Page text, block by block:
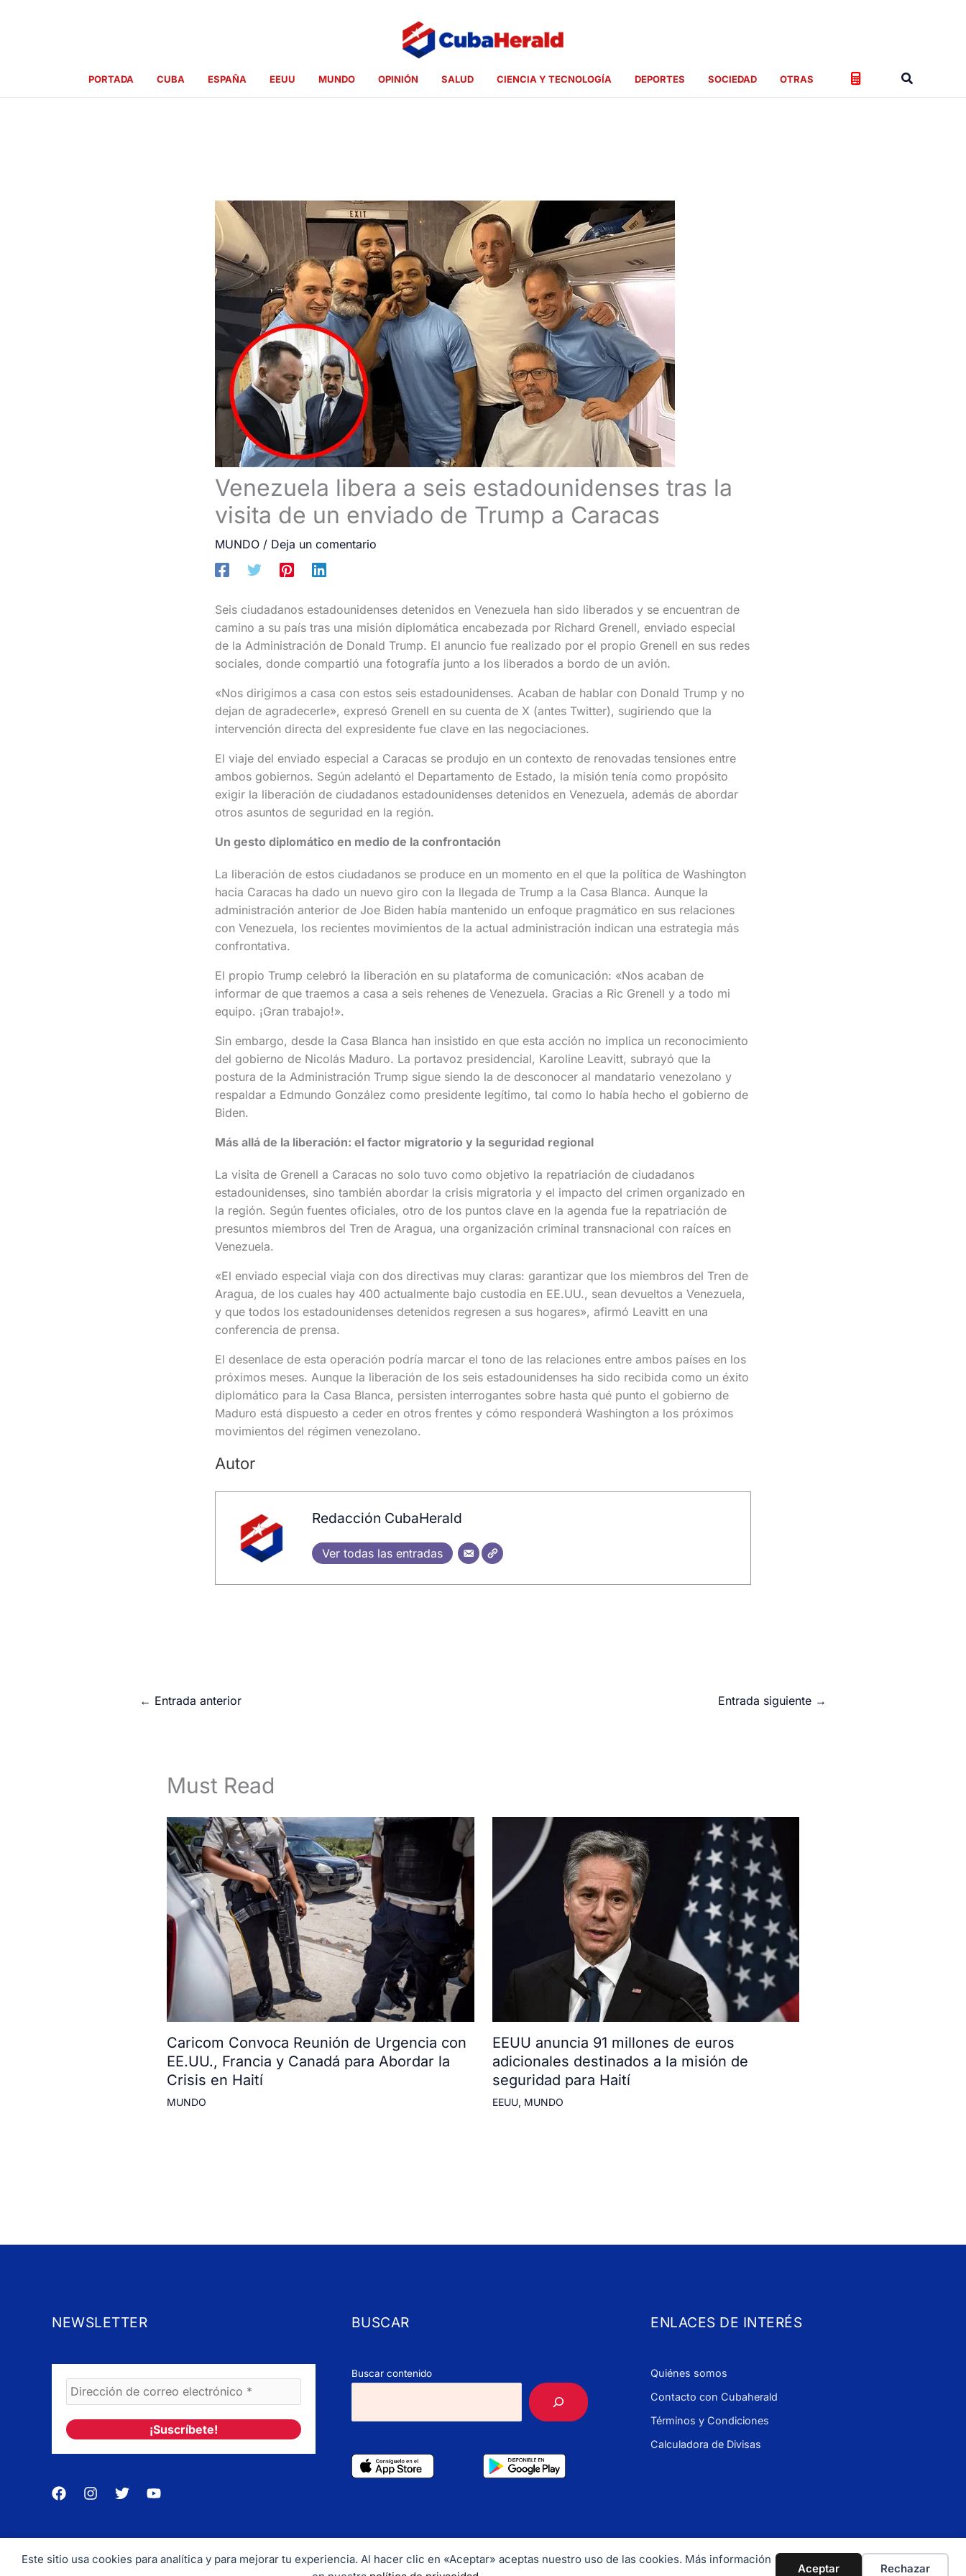
Este sitio usa cookies para analítica y para mejorar tu experiencia. Al hacer clic en «Aceptar» aceptas nuestro uso de las cookies. Más información
Aceptar Rechazar
PORTADA CUBA ESPAÑA EEUU MUNDO OPINIÓN SALUD CIENCIA Y TECNOLOGÍA DEPORTES SOCIEDAD OTRAS Buscar
Venezuela libera a seis estadounidenses tras la
visita de un enviado de Trump a Caracas
MUNDO/ Deja un comentario
Seis ciudadanos estadounidenses detenidos en Venezuela han sido liberados y se encuentran de
camino a su país tras una misión diplomática encabezada por Richard Grenell, enviado especial
de la Administración de Donald Trump. El anuncio fue realizado por el propio Grenell en sus redes
sociales, donde compartió una fotografía junto a los liberados a bordo de un avión.
«Nos dirigimos a casa con estos seis estadounidenses. Acaban de hablar con Donald Trump y no
dejan de agradecerle», expresó Grenell en su cuenta de X (antes Twitter), sugiriendo que la
intervención directa del expresidente fue clave en las negociaciones.
El viaje del enviado especial a Caracas se produjo en un contexto de renovadas tensiones entre
ambos gobiernos. Según adelantó el Departamento de Estado, la misión tenía como propósito
exigir la liberación de ciudadanos estadounidenses detenidos en Venezuela, además de abordar
otros asuntos de seguridad en la región.
Un gesto diplomático en medio de la confrontación
La liberación de estos ciudadanos se produce en un momento en el que la política de Washington
hacia Caracas ha dado un nuevo giro con la llegada de Trump a la Casa Blanca. Aunque la
administración anterior de Joe Biden había mantenido un enfoque pragmático en sus relaciones
con Venezuela, los recientes movimientos de la actual administración indican una estrategia más
confrontativa.
El propio Trump celebró la liberación en su plataforma de comunicación: «Nos acaban de
informar de que traemos a casa a seis rehenes de Venezuela. Gracias a Ric Grenell y a todo mi
equipo. ¡Gran trabajo!».
Sin embargo, desde la Casa Blanca han insistido en que esta acción no implica un reconocimiento
del gobierno de Nicolás Maduro. La portavoz presidencial, Karoline Leavitt, subrayó que la
postura de la Administración Trump sigue siendo la de desconocer al mandatario venezolano y
respaldar a Edmundo González como presidente legítimo, tal como lo había hecho el gobierno de
Biden.
Más allá de la liberación: el factor migratorio y la seguridad regional
La visita de Grenell a Caracas no solo tuvo como objetivo la repatriación de ciudadanos
estadounidenses, sino también abordar la crisis migratoria y el impacto del crimen organizado en
la región. Según fuentes oficiales, otro de los puntos clave en la agenda fue la repatriación de
presuntos miembros del Tren de Aragua, una organización criminal transnacional con raíces en
Venezuela.
«El enviado especial viaja con dos directivas muy claras: garantizar que los miembros del Tren de
Aragua, de los cuales hay 400 actualmente bajo custodia en EE.UU., sean devueltos a Venezuela,
y que todos los estadounidenses detenidos regresen a sus hogares», afirmó Leavitt en una
conferencia de prensa.
El desenlace de esta operación podría marcar el tono de las relaciones entre ambos países en los
próximos meses. Aunque la liberación de los seis estadounidenses ha sido recibida como un éxito
diplomático para la Casa Blanca, persisten interrogantes sobre hasta qué punto el gobierno de
Maduro está dispuesto a ceder en otros frentes y cómo responderá Washington a los próximos
movimientos del régimen venezolano.
Autor
Redacción CubaHerald
Ver todas las entradas
← Entrada anterior Entrada siguiente →
Must Read
Caricom Convoca Reunión de Urgencia con
EE.UU., Francia y Canadá para Abordar la
Crisis en Haití
MUNDO
EEUU anuncia 91 millones de euros
adicionales destinados a la misión de
seguridad para Haití
EEUU, MUNDO
NEWSLETTER BUSCAR
Buscar contenido
ENLACES DE INTERÉS
Quiénes somos
Contacto con Cubaherald
Términos y Condiciones
Calculadora de Divisas
Copyright © 2026 CubaHerald. Email:info@cubaherald.com Tel. +1 202 900 1114